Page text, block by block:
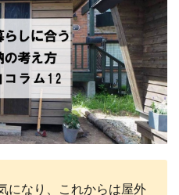
になり、これからは屋外